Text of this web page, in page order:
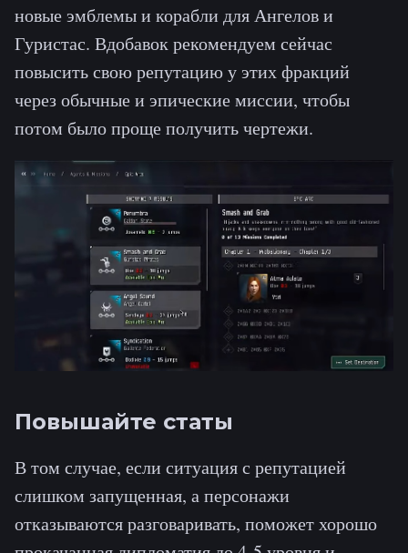
новые эмблемы и корабли для Ангелов и
Гуристас. Вдобавок рекомендуем сейчас
повысить свою репутацию у этих фракций
через обычные и эпические миссии, чтобы
потом было проще получить чертежи.
Повышайте статы
В том случае, если ситуация с репутацией
слишком запущенная, а персонажи
отказываются разговаривать, поможет хорошо